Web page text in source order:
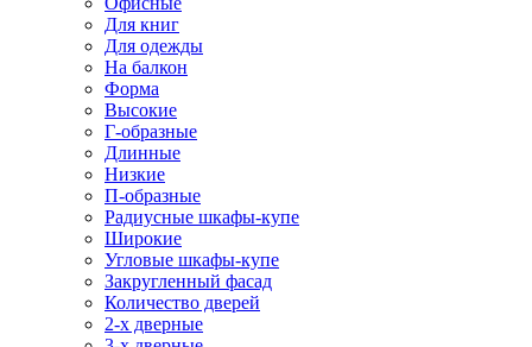
Для книг
Для одежды
На балкон
Форма
Высокие
Г-образные
Длинные
Низкие
П-образные
Радиусные шкафы-купе
Широкие
Угловые шкафы-купе
Закругленный фасад
Количество дверей
2-х дверные